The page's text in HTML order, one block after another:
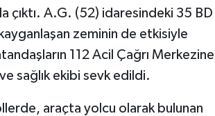
çıktı. A.G. (52) idaresindeki 35 BD
zeminin de etkisiyle
112 Acil Çağrı Merkezine
sağlık ekibi sevk edildi.
araçta yolcu olarak bulunan